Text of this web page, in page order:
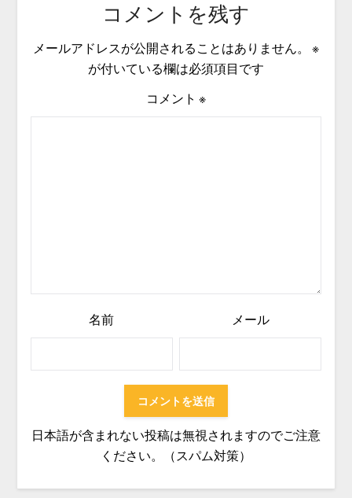
コメントを残す
メールアドレスが公開されることはありません。
※
が付いている欄は必須項目です
コメント ※
名前 メール
日本語が含まれない投稿は無視されますのでご注意
ください。（スパム対策）